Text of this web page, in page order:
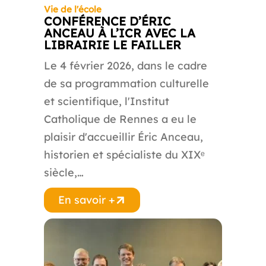
Vie de l'école
CONFÉRENCE D’ÉRIC
ANCEAU À L’ICR AVEC LA
LIBRAIRIE LE FAILLER
Le 4 février 2026, dans le cadre
de sa programmation culturelle
et scientifique, l'Institut
Catholique de Rennes a eu le
plaisir d'accueillir Éric Anceau,
historien et spécialiste du XIXᵉ
siècle,…
En savoir +